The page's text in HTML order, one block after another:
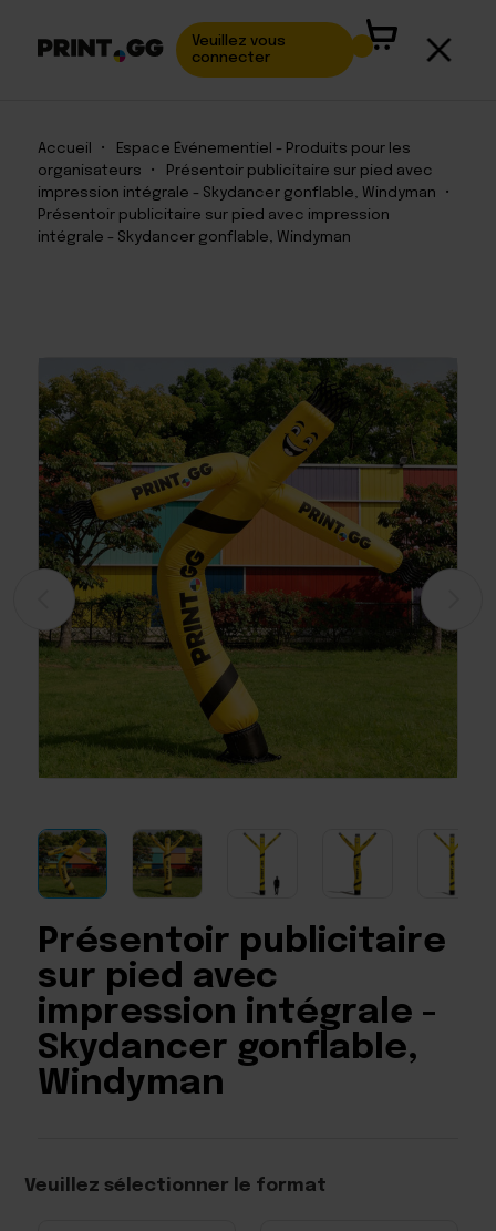
Veuillez vous
connecter
Accueil •
Espace Événementiel - Produits pour les
organisateurs
•
Présentoir publicitaire sur pied avec
impression intégrale - Skydancer gonflable, Windyman
•
Présentoir publicitaire sur pied avec impression
intégrale - Skydancer gonflable, Windyman
Présentoir publicitaire
sur pied avec
impression intégrale -
Skydancer gonflable,
Windyman
Veuillez sélectionner le format